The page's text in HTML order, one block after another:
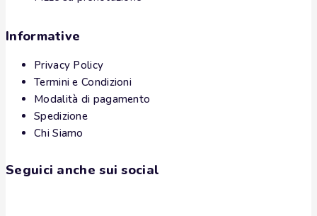
Informative
Privacy Policy
Termini e Condizioni
Modalità di pagamento
Spedizione
Chi Siamo
Seguici anche sui social